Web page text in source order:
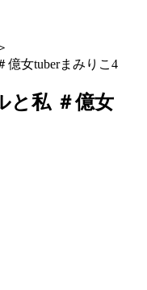
億女tuberまみりこ4
と私 ＃億女